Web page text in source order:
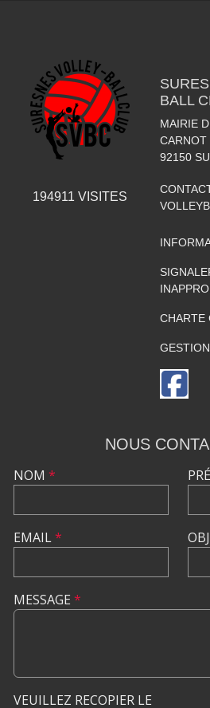
194911 VISITES
BALL
MAIRIE
CARNOT
92150
CHARTE
NOUS
NOM *
EMAIL*
MESSAGE *
VEUILLEZ RECOPIER LE